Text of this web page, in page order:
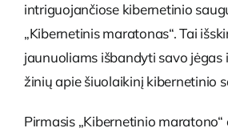
intriguojančiose kibernetinio
„Kibernetinis maratonas“. Tai
jaunuoliams išbandyti savo jėgas
žinių apie šiuolaikinį kibernetinio
Pirmasis „Kibernetinio